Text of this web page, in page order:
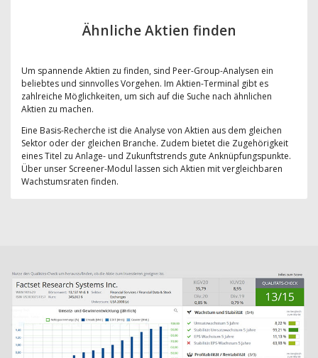
Ähnliche Aktien finden
Um spannende Aktien zu finden, sind Peer-Group-Analysen ein
beliebtes und sinnvolles Vorgehen. Im Aktien-Terminal gibt es
zahlreiche Möglichkeiten, um sich auf die Suche nach ähnlichen
Aktien zu machen.
Eine Basis-Recherche ist die Analyse von Aktien aus dem gleichen
Sektor oder der gleichen Branche. Zudem bietet die Zugehörigkeit
eines Titel zu Anlage- und Zukunftstrends gute Anknüpfungspunkte.
Über unser Screener-Modul lassen sich Aktien mit vergleichbaren
Wachstumsraten finden.